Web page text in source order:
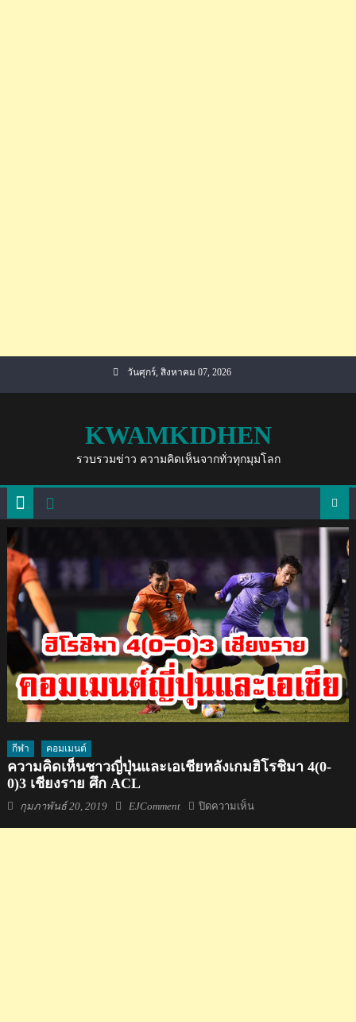
วันศุกร์, สิงหาคม 07, 2026
KWAMKIDHEN
รวบรวมข่าว ความคิดเห็นจากทั่วทุกมุมโลก
กีฬา คอมเมนต์
ความคิดเห็นชาวญี่ปุ่นและเอเชียหลังเกมฮิโรชิมา 4(0-
0)3 เชียงราย ศึก ACL
Posted
กุมภาพันธ์ 20, 2019 Author
EJComment ปิดความเห็นบน